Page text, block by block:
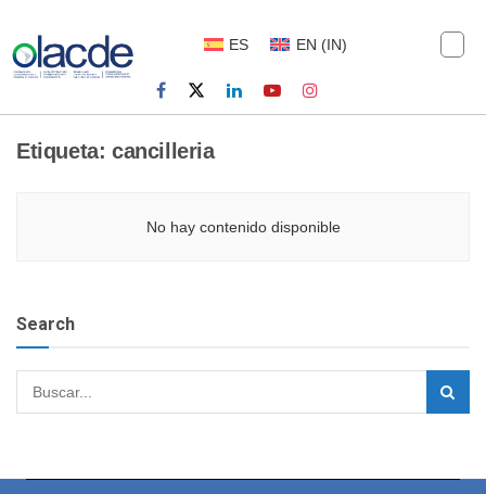
ES EN (IN)
Etiqueta: cancilleria
No hay contenido disponible
Search